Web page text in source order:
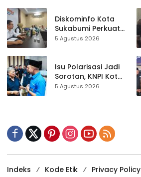
Terbuka Beri Data
Diskominfo Kota
Sukabumi Perkuat
Satu Data
Kewilayahan
Dikebut
5 Agustus 2026
Isu Polarisasi Jadi
Sorotan, KNPI Kota
Sukabumi Ajak
5 Agustus 2026
Indeks Kode Etik Privacy Policy